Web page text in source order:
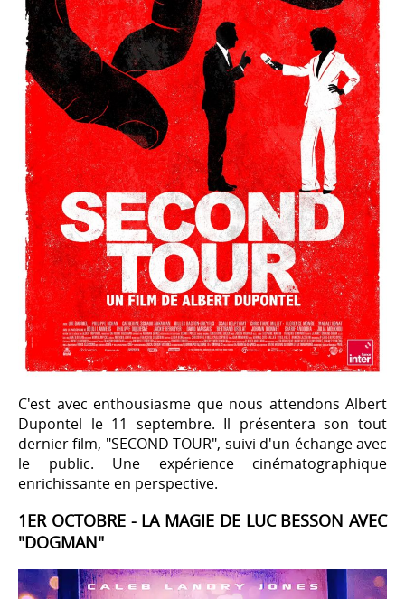
C'est avec enthousiasme que nous attendons Albert
Dupontel le 11 septembre. Il présentera son tout
dernier film, "SECOND TOUR", suivi d'un échange avec
le public. Une expérience cinématographique
enrichissante en perspective.
1ER OCTOBRE - LA MAGIE DE LUC BESSON AVEC
"DOGMAN"